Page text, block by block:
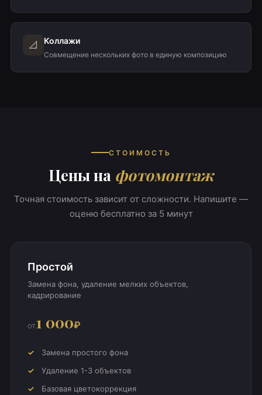
📐 Коллажи
Совмещение нескольких фото в единую композицию
СТОИМОСТЬ
Цены на фотомонтаж
Точная стоимость зависит от сложности. Напишите —
оценю бесплатно за 5 минут
Простой
Замена фона, удаление мелких объектов,
кадрирование
от1 000₽
Замена простого фона
Удаление 1-3 объектов
Базовая цветокоррекция